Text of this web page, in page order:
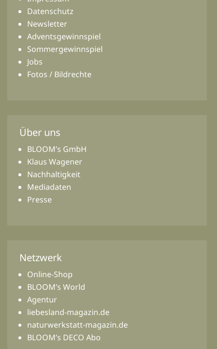
Datenschutz
Newsletter
Adventsgewinnspiel
Sommergewinnspiel
Jobs
Fotos / Bildrechte
Über uns
BLOOM’s GmbH
Klaus Wagener
Nachhaltigkeit
Mediadaten
Presse
Netzwerk
Online-Shop
BLOOM’s World
Agentur
liebesland-magazin.de
naturwerkstatt-magazin.de
BLOOM’s DECO Abo